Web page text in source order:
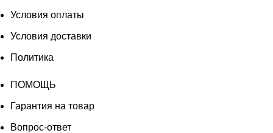
Условия оплаты
Условия доставки
Политика
ПОМОЩЬ
Гарантия на товар
Вопрос-ответ